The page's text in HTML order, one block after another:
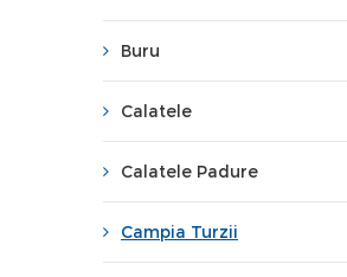
Buru
Calatele
Calatele Padure
Campia Turzii